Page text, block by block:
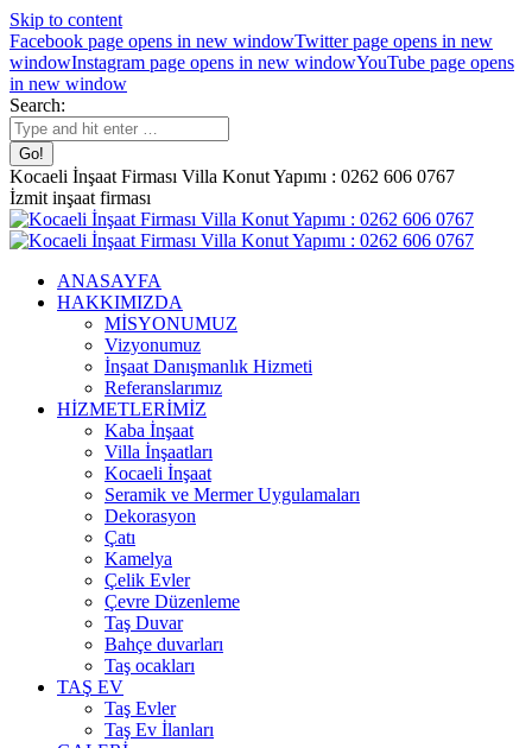
Skip to content
Facebook page opens in new windowTwitter page opens in new
windowInstagram page opens in new windowYouTube page opens
in new window
Search:
Kocaeli İnşaat Firması Villa Konut Yapımı : 0262 606 0767
İzmit inşaat firması
ANASAYFA
HAKKIMIZDA
MİSYONUMUZ
Vizyonumuz
İnşaat Danışmanlık Hizmeti
Referanslarımız
HİZMETLERİMİZ
Kaba İnşaat
Villa İnşaatları
Kocaeli İnşaat
Seramik ve Mermer Uygulamaları
Dekorasyon
Çatı
Kamelya
Çelik Evler
Çevre Düzenleme
Taş Duvar
Bahçe duvarları
Taş ocakları
TAŞ EV
Taş Evler
Taş Ev İlanları